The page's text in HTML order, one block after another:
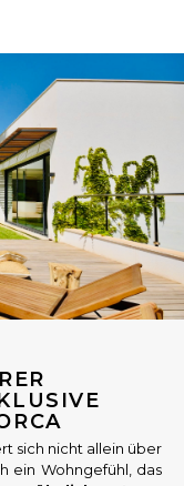
sich nicht allein über
ein Wohngefühl, das